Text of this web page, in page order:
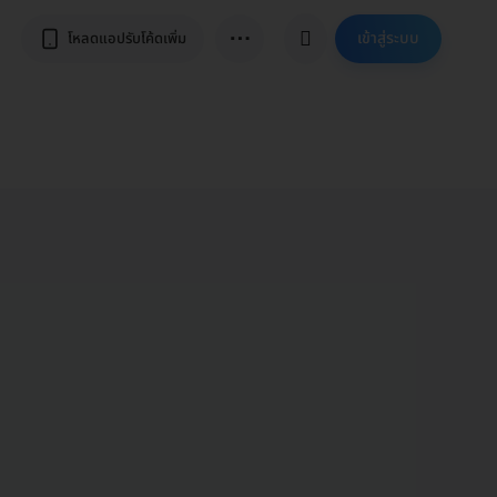
โหลดแอปรับโค้ดเพิ่ม ⋯ เข้าสู่ระบบ